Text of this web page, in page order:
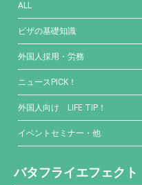
ALL
ビザの基礎知識
外国人採用・労務
ニュースPICK！
外国人向け LIFE TIP！
イベントセミナー・他
バタフライエフェクト